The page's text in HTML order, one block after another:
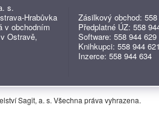
s.
Hrabůvka
v obchodním
Ostravě,
Zásilkový obchod: 558
Předplatné ÚZ: 558
Software: 558 944 629
Knihkupci: 558 944 621
Inzerce: 558 944 634
Sagit, a. s. Všechna práva vyhrazena.